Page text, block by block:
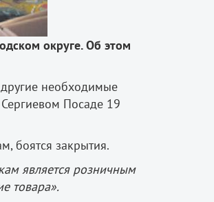
округе. Об этом
необходимые
Посаде 19
боятся закрытия.
является розничным
товара».